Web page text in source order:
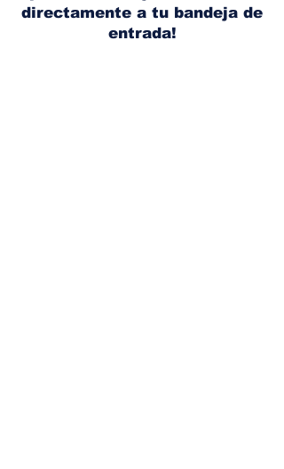
directamente a tu bandeja de
entrada!